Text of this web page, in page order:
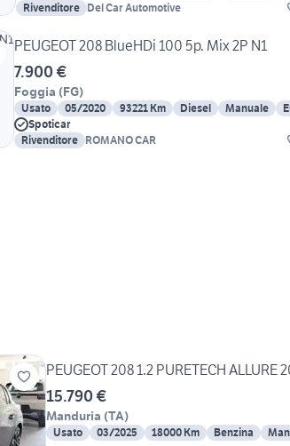
Rivenditore Del Car Automotive
PEUGEOT 208 BlueHDi 100 5p. Mix 2P N1
7.900 €
Foggia (FG)
Usato 05/2020 93221 Km Diesel Manuale
Spoticar
Rivenditore ROMANO CAR
PEUGEOT 208 1.2 PURETECH ALLURE
15.790 €
Manduria (TA)
Usato 03/2025 18000 Km Benzina